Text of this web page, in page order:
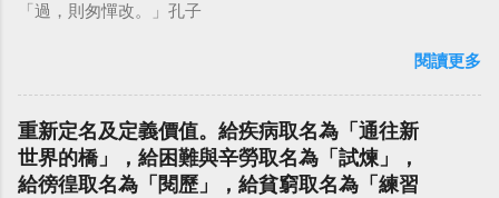
「過，則匆憚改。」孔子
閱讀更多
重新定名及定義價值。給疾病取名為「通往新
世界的橋」，給困難與辛勞取名為「試煉」，
給徬徨取名為「閱歷」，給貧窮取名為「練習